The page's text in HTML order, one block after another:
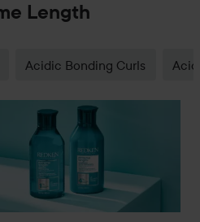
Length
Acidic Bonding Curls